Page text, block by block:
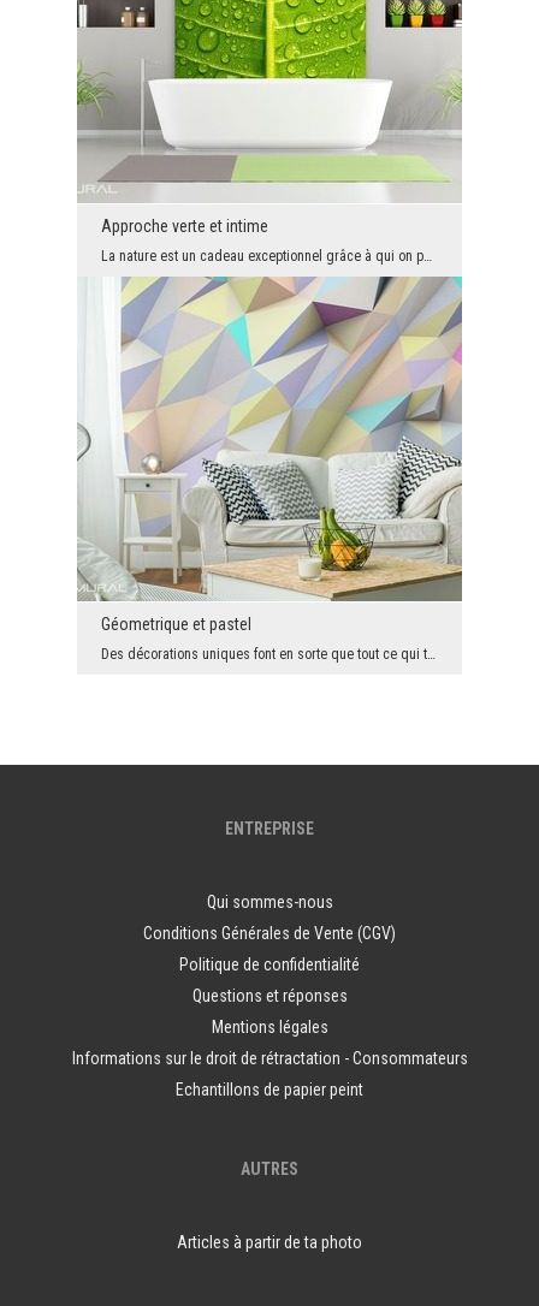
Approche verte et intime
La nature est un cadeau exceptionnel grâce à qui on peut découvrir le monde d'une manière différe...
Géometrique et pastel
Des décorations uniques font en sorte que tout ce qui t'entoure devient plein de goût et d'énergi...
ENTREPRISE
Qui sommes-nous
Conditions Générales de Vente (CGV)
Politique de confidentialité
Questions et réponses
Mentions légales
Informations sur le droit de rétractation - Consommateurs
Echantillons de papier peint
AUTRES
Articles à partir de ta photo